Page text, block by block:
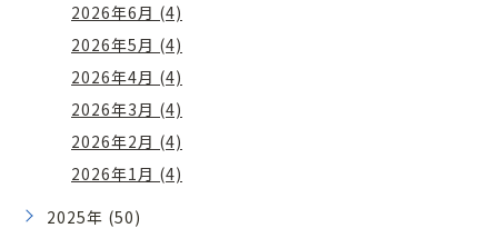
2026年6月 (4)
2026年5月 (4)
2026年4月 (4)
2026年3月 (4)
2026年2月 (4)
2026年1月 (4)
2025年 (50)